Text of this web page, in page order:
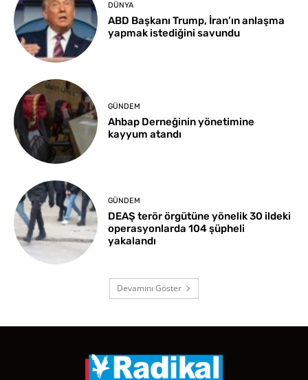
DÜNYA
ABD Başkanı Trump, İran’ın anlaşma
yapmak istediğini savundu
GÜNDEM
Ahbap Derneğinin yönetimine
kayyum atandı
GÜNDEM
DEAŞ terör örgütüne yönelik 30 ildeki
operasyonlarda 104 şüpheli
yakalandı
Devamını Göster